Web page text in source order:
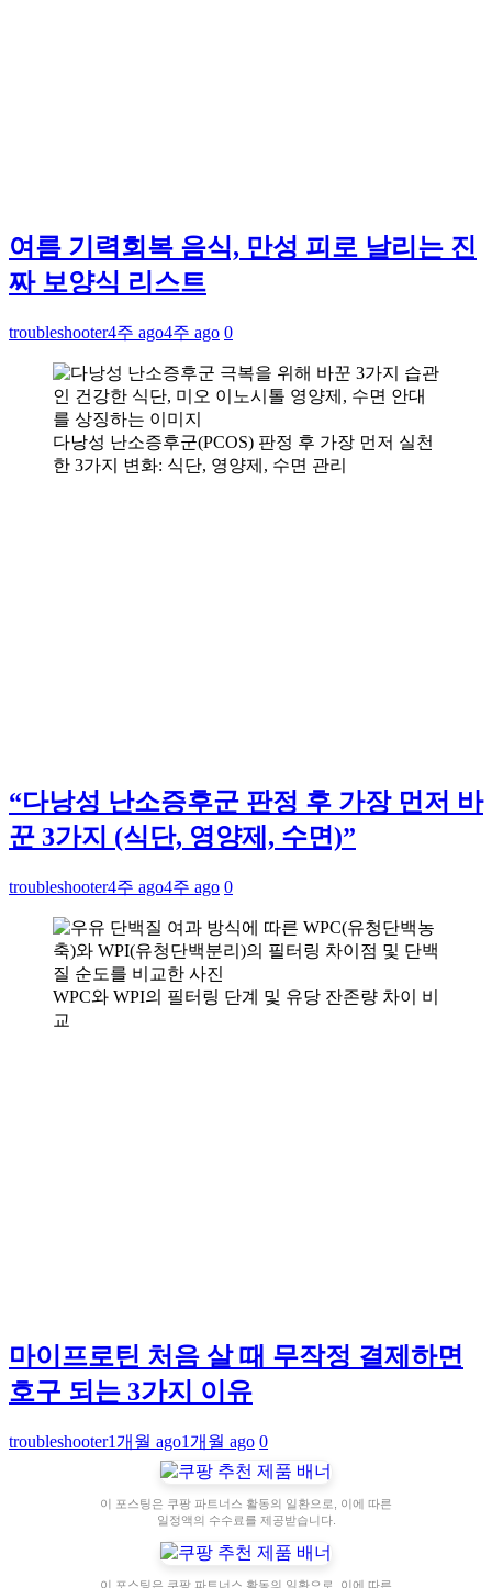
여름 기력회복 음식, 만성 피로 날리는 진
짜 보양식 리스트
troubleshooter4주 ago4주 ago 0
다낭성 난소증후군(PCOS) 판정 후 가장 먼저 실천
한 3가지 변화: 식단, 영양제, 수면 관리
“다낭성 난소증후군 판정 후 가장 먼저 바
꾼 3가지 (식단, 영양제, 수면)”
troubleshooter4주 ago4주 ago 0
WPC와 WPI의 필터링 단계 및 유당 잔존량 차이 비
교
마이프로틴 처음 살 때 무작정 결제하면
호구 되는 3가지 이유
troubleshooter1개월 ago1개월 ago 0
이 포스팅은 쿠팡 파트너스 활동의 일환으로, 이에 따른
일정액의 수수료를 제공받습니다.
이 포스팅은 쿠팡 파트너스 활동의 일환으로, 이에 따른